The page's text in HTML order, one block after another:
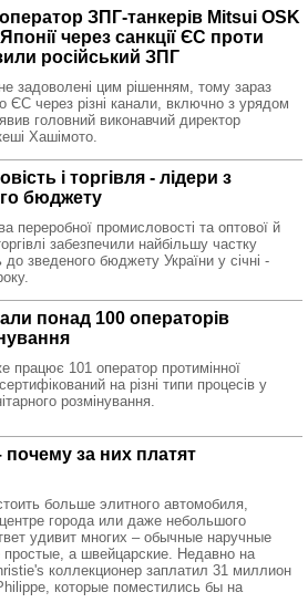
ЗПГ-танкерів Mitsui OSK
через санкції ЄС проти
російський ЗПГ
задоволені цим рішенням, тому зараз
ЄС через різні канали, включно з урядом
головний виконавчий директор
Хашімото.
і торгівля - лідери з
бюджету
переробної промисловості та оптової й
забезпечили найбільшу частку
зведеного бюджету України у січні -
понад 100 операторів
працює 101 оператор протимінної
на різні типи процесів у
розмінування.
за них платят
больше элитного автомобиля,
города или даже небольшого
удивит многих – обычные наручные
а швейцарские. Недавно на
коллекционер заплатил 31 миллион
которые поместились бы на